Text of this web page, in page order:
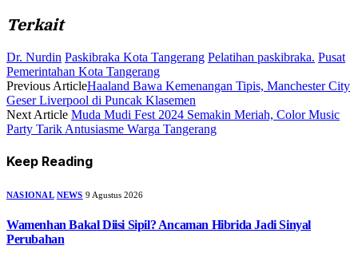
Terkait
Dr. Nurdin Paskibraka Kota Tangerang Pelatihan paskibraka. Pusat
Pemerintahan Kota Tangerang
Previous ArticleHaaland Bawa Kemenangan Tipis, Manchester City
Geser Liverpool di Puncak Klasemen
Next Article Muda Mudi Fest 2024 Semakin Meriah, Color Music
Party Tarik Antusiasme Warga Tangerang
Keep Reading
NASIONAL NEWS 9 Agustus 2026
Wamenhan Bakal Diisi Sipil? Ancaman Hibrida Jadi Sinyal
Perubahan